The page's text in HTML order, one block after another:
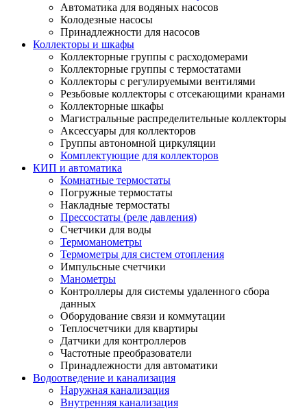
Автоматика для водяных насосов
Колодезные насосы
Принадлежности для насосов
Коллекторы и шкафы
Коллекторные группы с расходомерами
Коллекторные группы с термостатами
Коллекторы с регулируемыми вентилями
Резьбовые коллекторы с отсекающими кранами
Коллекторные шкафы
Магистральные распределительные коллекторы
Аксессуары для коллекторов
Группы автономной циркуляции
Комплектующие для коллекторов
КИП и автоматика
Комнатные термостаты
Погружные термостаты
Накладные термостаты
Прессостаты (реле давления)
Счетчики для воды
Термоманометры
Термометры для систем отопления
Импульсные счетчики
Манометры
Контроллеры для системы удаленного сбора
данных
Оборудование связи и коммутации
Теплосчетчики для квартиры
Датчики для контроллеров
Частотные преобразователи
Принадлежности для автоматики
Водоотведение и канализация
Наружная канализация
Внутренняя канализация